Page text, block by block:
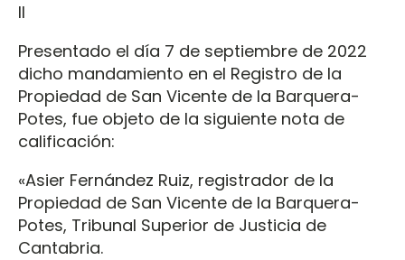
II
Presentado el día 7 de septiembre de 2022
dicho mandamiento en el Registro de la
Propiedad de San Vicente de la Barquera-
Potes, fue objeto de la siguiente nota de
calificación:
«Asier Fernández Ruiz, registrador de la
Propiedad de San Vicente de la Barquera-
Potes, Tribunal Superior de Justicia de
Cantabria.